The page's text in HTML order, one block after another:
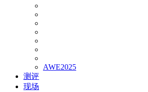
AWE2025
测评
现场